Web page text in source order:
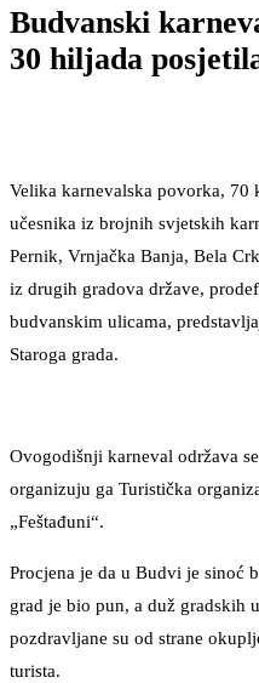
Budvanski
30 hiljada
Velika karnevalska povorka, 70
učesnika iz brojnih svjetskih
Pernik, Vrnjačka Banja, Bela
iz drugih gradova države,
budvanskim ulicama,
Staroga grada.
Ovogodišnji karneval održava
organizuju ga Turistička
„Feštađuni“.
Procjena je da u Budvi je sinoć
grad je bio pun, a duž gradskih
pozdravljane su od strane
turista.